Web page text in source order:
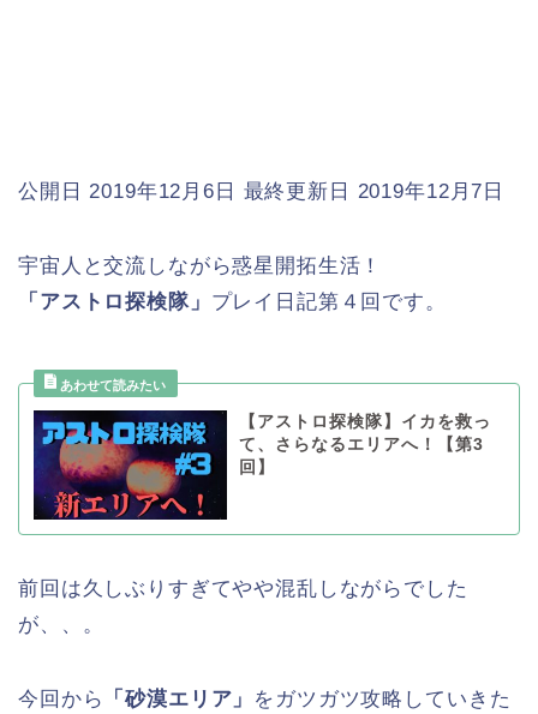
公開日 2019年12月6日 最終更新日 2019年12月7日
宇宙人と交流しながら惑星開拓生活！
「アストロ探検隊」 プレイ日記第４回です。
【アストロ探検隊】イカを救っ
て、さらなるエリアへ！【第3
回】
前回は久しぶりすぎてやや混乱しながらでした
が、、。
今回から 「砂漠エリア」 をガツガツ攻略していきた